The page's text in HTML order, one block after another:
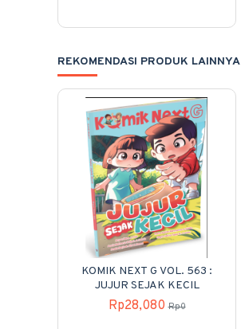
REKOMENDASI PRODUK LAINNYA
KOMIK NEXT G VOL. 563 :
JUJUR SEJAK KECIL
Rp28,080 Rp0